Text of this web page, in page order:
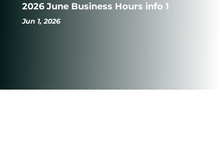
2026 June Business Hours info 1
Jun 1, 2026